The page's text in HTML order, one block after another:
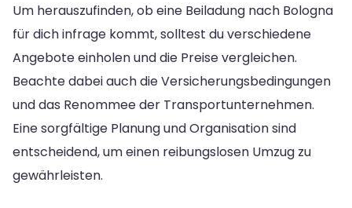
Um herauszufinden, ob eine Beiladung nach Bologna
für dich infrage kommt, solltest du verschiedene
Angebote einholen und die Preise vergleichen.
Beachte dabei auch die Versicherungsbedingungen
und das Renommee der Transportunternehmen.
Eine sorgfältige Planung und Organisation sind
entscheidend, um einen reibungslosen Umzug zu
gewährleisten.